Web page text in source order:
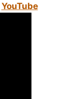
YouTube